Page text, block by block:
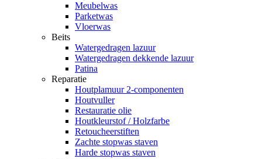
Meubelwas
Parketwas
Vloerwas
Beits
Watergedragen lazuur
Watergedragen dekkende lazuur
Patina
Reparatie
Houtplamuur 2-componenten
Houtvuller
Restauratie olie
Houtkleurstof / Holzfarbe
Retoucheerstiften
Zachte stopwas staven
Harde stopwas staven